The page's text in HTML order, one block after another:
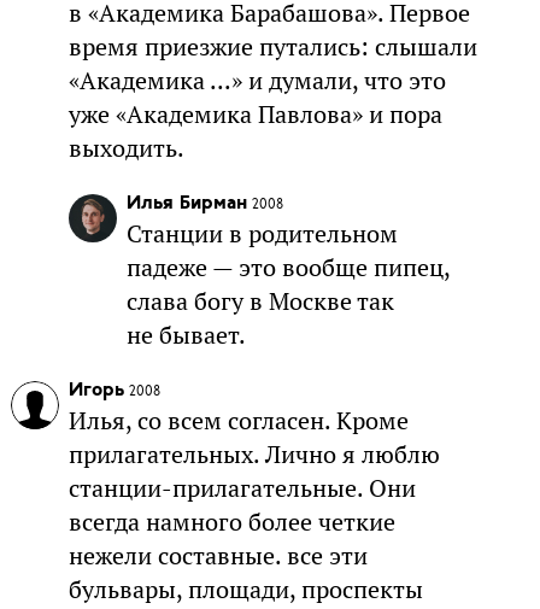
в «Академика Барабашова». Первое
время приезжие путались: слышали
«Академика ...» и думали, что это
уже «Академика Павлова» и пора
выходить.
Илья Бирман 2008
Станции в родительном
падеже — это вообще пипец,
слава богу в Москве так
не бывает.
Игорь 2008
Илья, со всем согласен. Кроме
прилагательных. Лично я люблю
станции-прилагательные. Они
всегда намного более четкие
нежели составные. все эти
бульвары, площади, проспекты